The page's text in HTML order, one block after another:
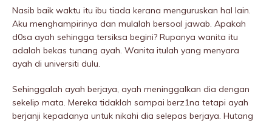
Nasib baik waktu itu ibu tiada kerana menguruskan hal lain.
Aku menghampirinya dan mulalah bersoal jawab. Apakah
d0sa ayah sehingga tersiksa begini? Rupanya wanita itu
adalah bekas tunang ayah. Wanita itulah yang menyara
ayah di universiti dulu.
Sehinggalah ayah berjaya, ayah meninggaIkan dia dengan
sekelip mata. Mereka tidaklah sampai berz1na tetapi ayah
berjanji kepadanya untuk nikahi dia selepas berjaya. Hutang